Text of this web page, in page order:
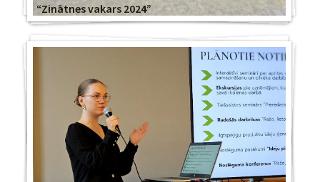
“Zinātnes vakars 2024”